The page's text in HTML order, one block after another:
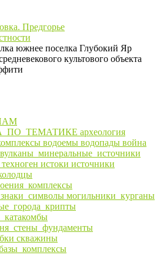
Предгорье
южнее поселка Глубокий Яр
культового объекта
археология
водоемы водопады война
истоки источники
могильники_курганы
скважины